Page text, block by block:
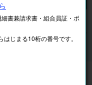
:法人サービスカウンタ
書兼請求書・組合員証・ポ
じまる10桁の番号です。